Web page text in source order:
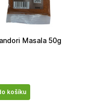
Masala 50g
košíku